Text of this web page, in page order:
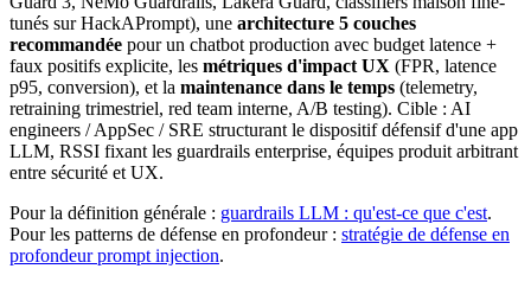
tunés sur HackAPrompt), une architecture 5 couches
recommandée pour un chatbot production avec budget latence +
faux positifs explicite, les métriques d'impact UX (FPR, latence
p95, conversion), et la maintenance dans le temps (telemetry,
retraining trimestriel, red team interne, A/B testing). Cible : AI
engineers / AppSec / SRE structurant le dispositif défensif d'une app
LLM, RSSI fixant les guardrails enterprise, équipes produit arbitrant
entre sécurité et UX.
Pour la définition générale : guardrails LLM : qu'est-ce que c'est.
Pour les patterns de défense en profondeur : stratégie de défense en
profondeur prompt injection.